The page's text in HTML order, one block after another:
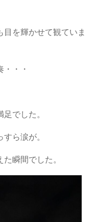
を輝かせて観ていま
・・
でした。
ら涙が。
瞬間でした。